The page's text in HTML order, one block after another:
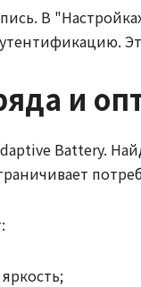
В
и
Battery.